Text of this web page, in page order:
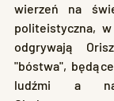
wierzeń na
politeistyczna,
odgrywają
"bóstwa",
ludźmi a